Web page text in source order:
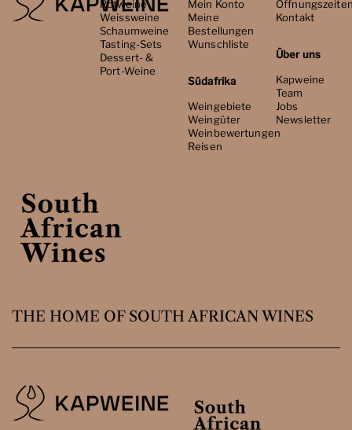
Rotweine
Weissweine
Schaumweine
Tasting-Sets
Dessert- &
Port-Weine
Mein Konto
Meine
Bestellungen
Wunschliste
Südafrika
Weingebiete
Weingüter
Weinbewertungen
Reisen
Kontakt
Über uns
Kapweine
Team
Jobs
Newsletter
THE HOME OF SOUTH AFRICAN WINES